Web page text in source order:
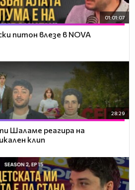
01:01:07
питон влезе в NOVA
28:29
Шаламе реагира на
клип